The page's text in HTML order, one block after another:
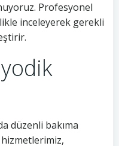
Profesyonel
inceleyerek gerekli
düzenli bakıma